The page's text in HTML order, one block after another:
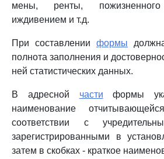
мены, ренты,
иждивением и т.д.
При составлении формы
полнота заполнения и
ней статистических данных.
В адресной части формы
наименование
соответствии с
зарегистрированными в
затем в скобках - краткое